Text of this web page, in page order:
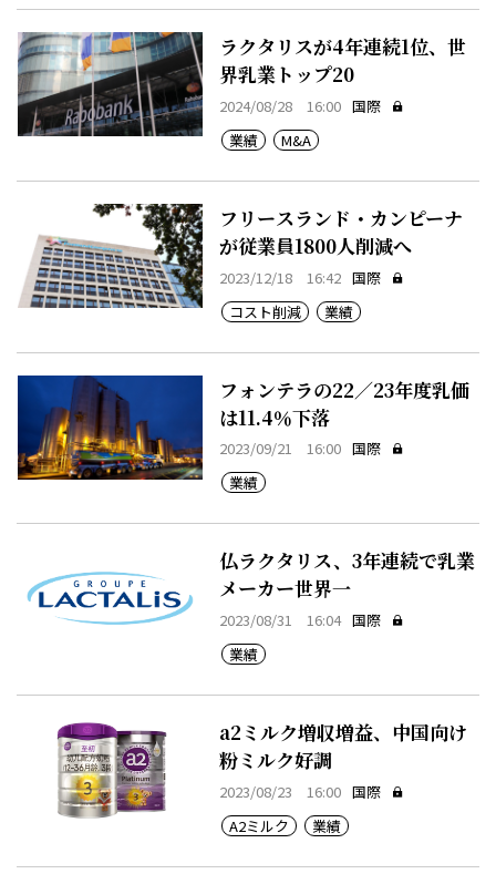
ラクタリスが4年連続1位、世
界乳業トップ20
2024/08/28 16:00 国際
業績
M&A
フリースランド・カンピーナ
が従業員1800人削減へ
2023/12/18 16:42 国際
コスト削減
業績
フォンテラの22／23年度乳価
は11.4％下落
2023/09/21 16:00 国際
業績
仏ラクタリス、3年連続で乳業
メーカー世界一
2023/08/31 16:04 国際
業績
a2ミルク増収増益、中国向け
粉ミルク好調
2023/08/23 16:00 国際
A2ミルク
業績